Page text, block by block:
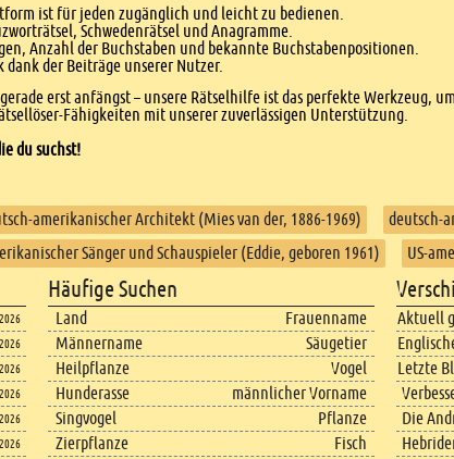
ist für jeden zugänglich und leicht zu bedienen.
Schwedenrätsel und Anagramme.
Anzahl der Buchstaben und bekannte Buchstabenpositionen.
der Beiträge unserer Nutzer.
erst anfängst – unsere Rätselhilfe ist das perfekte Werkzeug,
Fähigkeiten mit unserer zuverlässigen Unterstützung.
du suchst!
amerikanischer Architekt (Mies van der, 1886-1969)
deutsch-
Sänger und Schauspieler (Eddie, geboren 1961)
US-
Häufige Suchen
Land
Frauenname
Männername
Säugetier
Heilpflanze
Vogel
Hunderasse
männlicher Vorname
Singvogel
Pflanze
Zierpflanze
Fisch
Aktuell
Letzte
Die